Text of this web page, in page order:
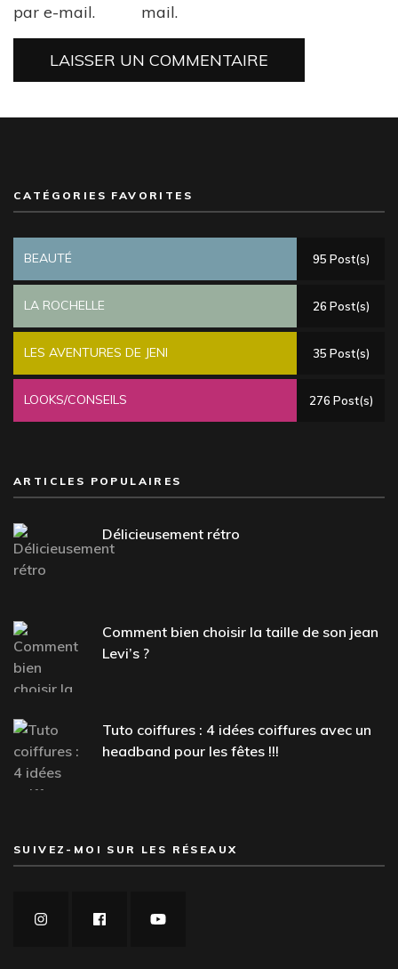
par e-mail.
mail.
CATÉGORIES FAVORITES
BEAUTÉ 95 Post(s)
LA ROCHELLE 26 Post(s)
LES AVENTURES DE JENI 35 Post(s)
LOOKS/CONSEILS 276 Post(s)
ARTICLES POPULAIRES
Délicieusement rétro
Comment bien choisir la taille de son jean
Levi’s ?
Tuto coiffures : 4 idées coiffures avec un
headband pour les fêtes !!!
SUIVEZ-MOI SUR LES RÉSEAUX